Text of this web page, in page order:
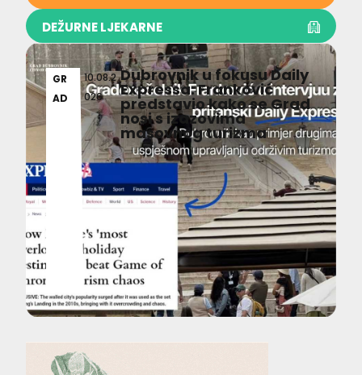
DEŽURNE LJEKARNE
GR
AD
10.08.2
026
Dubrovnik u fokusu Daily
Expressa: Franković
predstavio kako se Grad
nosi s izazovima
masovnog turizma